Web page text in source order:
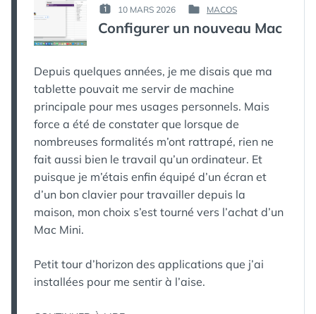
PUBLIÉ
LE :
10 MARS 2026
PAR :
КАК
МЁРТВЫЙ
PUBLIÉ
DANS
MACOS
Configurer un nouveau Mac
Depuis quelques années, je me disais que ma
tablette pouvait me servir de machine
principale pour mes usages personnels. Mais
force a été de constater que lorsque de
nombreuses formalités m’ont rattrapé, rien ne
fait aussi bien le travail qu’un ordinateur. Et
puisque je m’étais enfin équipé d’un écran et
d’un bon clavier pour travailler depuis la
maison, mon choix s’est tourné vers l’achat d’un
Mac Mini.
Petit tour d’horizon des applications que j’ai
installées pour me sentir à l’aise.